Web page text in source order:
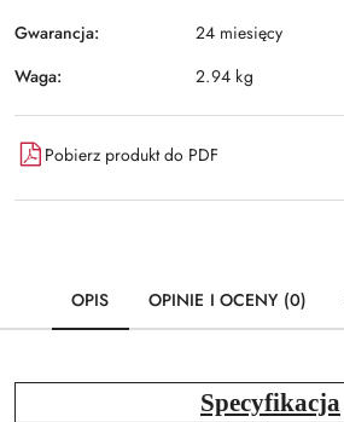
Gwarancja:
24 miesięcy
Waga:
2.94 kg
Pobierz produkt do PDF
OPIS OPINIE I OCENY (0)
Specyfikacja